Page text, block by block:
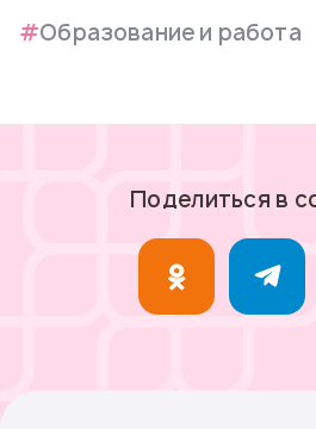
Образование и работа
Поделиться в